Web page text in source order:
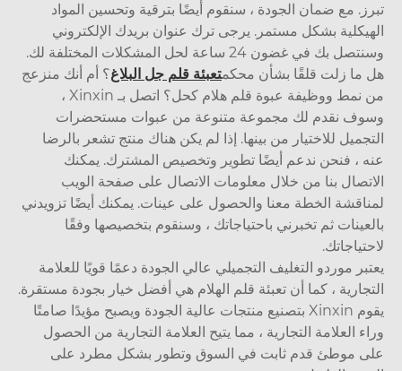
مع ضمان الجودة ، سنقوم أيضًا بترقية وتحسين المواد
بشكل مستمر. يرجى ترك عنوان بريدك الإلكتروني
بك في غضون 24 ساعة لحل المشكلات المختلفة لك.
ما زلت قلقًا بشأن محكم تعبئة قلم جل البلاغ ؟ أم أنك منزعج
من نمط ووظيفة عبوة قلم هلام كحل؟ اتصل بـ Xinxin ،
نقدم لك مجموعة متنوعة من عبوات مستحضرات
للاختيار من بينها. إذا لم يكن هناك منتج تشعر بالرضا
، فنحن ندعم أيضًا تطوير وتخصيص المشترك. يمكنك
بنا من خلال معلومات الاتصال على صفحة الويب
الخطة معنا والحصول على عينات. يمكنك أيضًا تزويدني
ثم تخبرني باحتياجاتك ، وسنقوم بتخصيصها وفقًا
موردو التغليف التجميلي عالي الجودة دعمًا قويًا للعلامة
، كما أن تعبئة قلم الهلام هي أفضل خيار بجودة مستقرة.
يقوم Xinxin بتصنيع منتجات عالية الجودة ويصبح مؤيدًا صامتًا
العلامة التجارية ، مما يتيح العلامة التجارية من الحصول
موطئ قدم ثابت في السوق وتطور بشكل مطرد على